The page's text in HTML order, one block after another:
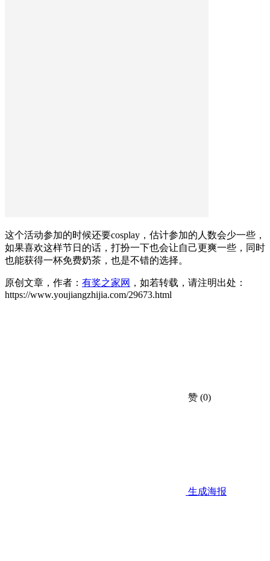
这个活动参加的时候还要cosplay，估计参加的人数会少一些，
如果喜欢这样节日的话，打扮一下也会让自己更爽一些，同时
也能获得一杯免费奶茶，也是不错的选择。
原创文章，作者： 有奖之家网 ，如若转载，请注明出处：
https://www.youjiangzhijia.com/29673.html
赞 (0)
生成海报